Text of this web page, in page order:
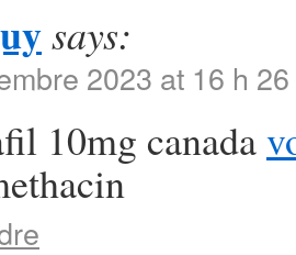
says:
2023 at 16 h
10mg canada